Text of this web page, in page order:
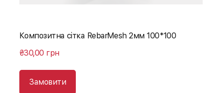
Композитна сітка RebarMesh 2мм 100*100
₴30,00 грн
Замовити